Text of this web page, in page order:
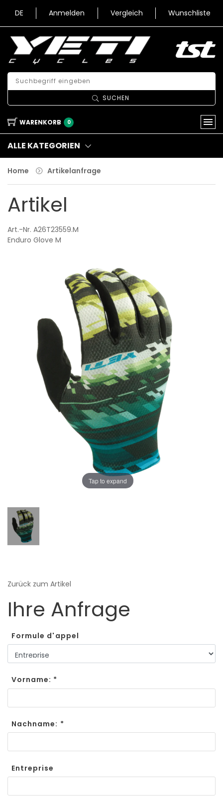
DE Anmelden Vergleich Wunschliste
SUCHEN
WARENKORB 0
ALLE KATEGORIEN
Home Artikelanfrage
Artikel
Art.-Nr. A26T23559.M
Enduro Glove M
Tap to expand
Zurück zum Artikel
Ihre Anfrage
Formule d'appel
Vorname: *
Nachname: *
Entreprise